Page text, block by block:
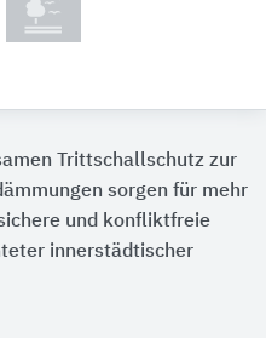
Trittschallschutz zur
sorgen für mehr
und konfliktfreie
innerstädtischer